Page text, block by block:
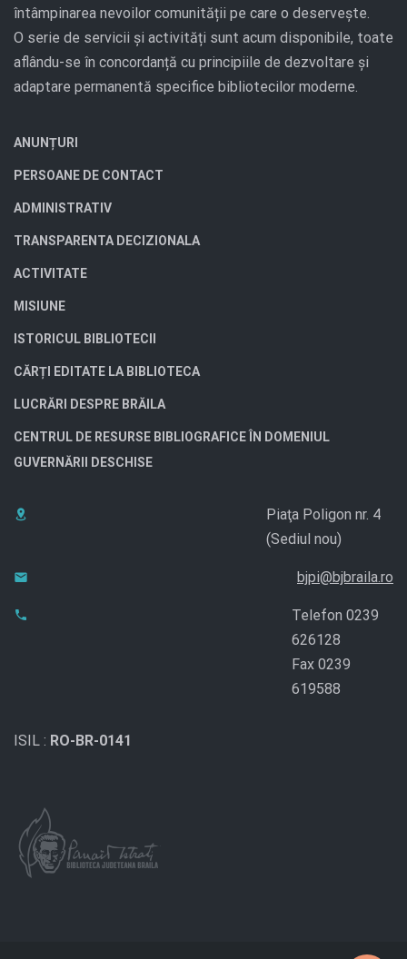
întâmpinarea nevoilor comunității pe care o deservește.
O serie de servicii și activități sunt acum disponibile, toate
aflându-se în concordanță cu principiile de dezvoltare și
adaptare permanentă specifice bibliotecilor moderne.
ANUNȚURI
PERSOANE DE CONTACT
ADMINISTRATIV
TRANSPARENTA DECIZIONALA
ACTIVITATE
MISIUNE
ISTORICUL BIBLIOTECII
CĂRȚI EDITATE LA BIBLIOTECA
LUCRĂRI DESPRE BRĂILA
CENTRUL DE RESURSE BIBLIOGRAFICE ÎN DOMENIUL
GUVERNĂRII DESCHISE
Piaţa Poligon nr. 4
(Sediul nou)
bjpi@bjbraila.ro
Telefon 0239
626128
Fax 0239
619588
ISIL : RO-BR-0141